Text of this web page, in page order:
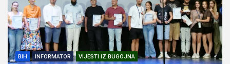
BIH INFORMATOR VIJESTI IZ BUGOJNA